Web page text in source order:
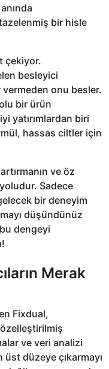
bir hisle
çekiyor.
besleyici
onu besler.
bir ürün
yatırımlardan biri
hassas ciltler için
ve öz
Sadece
bir deneyim
düşündünüz
dengeyi
Merak
Fixdual,
özelleştirilmiş
ve veri analizi
düzeye çıkarmayı